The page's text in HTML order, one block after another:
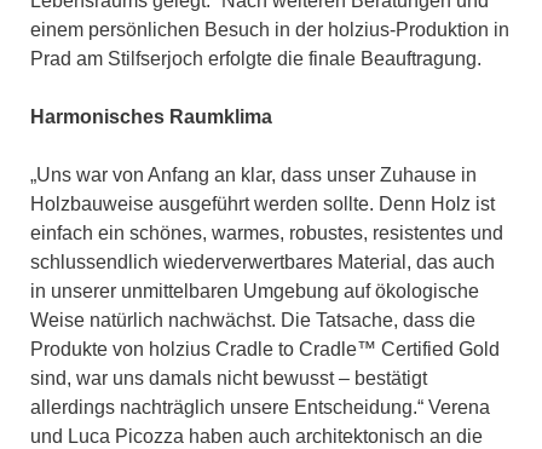
einem persönlichen Besuch in der holzius-Produktion in
Prad am Stilfserjoch erfolgte die finale Beauftragung.
Harmonisches Raumklima
„Uns war von Anfang an klar, dass unser Zuhause in
Holzbauweise ausgeführt werden sollte. Denn Holz ist
einfach ein schönes, warmes, robustes, resistentes und
schlussendlich wiederverwertbares Material, das auch
in unserer unmittelbaren Umgebung auf ökologische
Weise natürlich nachwächst. Die Tatsache, dass die
Produkte von holzius Cradle to Cradle™ Certified Gold
sind, war uns damals nicht bewusst – bestätigt
allerdings nachträglich unsere Entscheidung.“ Verena
und Luca Picozza haben auch architektonisch an die